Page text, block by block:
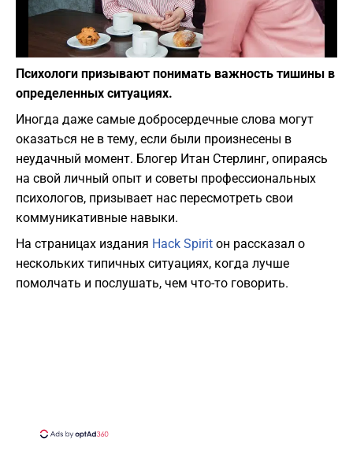
Фото: pixabay.com
Психологи призывают понимать важность тишины в
определенных ситуациях.
Иногда даже самые добросердечные слова могут
оказаться не в тему, если были произнесены в
неудачный момент. Блогер Итан Стерлинг, опираясь
на свой личный опыт и советы профессиональных
психологов, призывает нас пересмотреть свои
коммуникативные навыки.
На страницах издания Hack Spirit он рассказал о
нескольких типичных ситуациях, когда лучше
помолчать и послушать, чем что-то говорить.